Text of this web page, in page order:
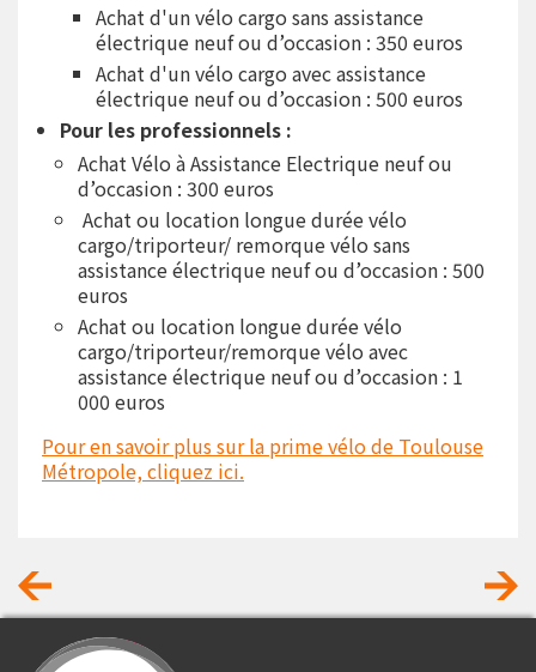
Achat d'un vélo cargo sans assistance
électrique neuf ou d’occasion : 350 euros
Achat d'un vélo cargo avec assistance
électrique neuf ou d’occasion : 500 euros
Pour les professionnels :
Achat Vélo à Assistance Electrique neuf ou
d’occasion : 300 euros
Achat ou location longue durée vélo
cargo/triporteur/ remorque vélo sans
assistance électrique neuf ou d’occasion : 500
euros
Achat ou location longue durée vélo
cargo/triporteur/remorque vélo avec
assistance électrique neuf ou d’occasion : 1
000 euros
Pour en savoir plus sur la prime vélo de Toulouse
Métropole, cliquez ici.